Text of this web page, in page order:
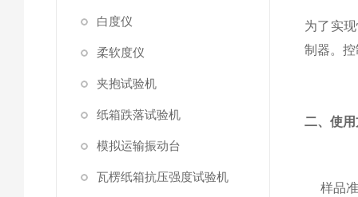
白度仪
柔软度仪
夹抱试验机
纸箱跌落试验机
模拟运输振动台
瓦楞纸箱抗压强度试验机
为了实
制器。
二、使
样品